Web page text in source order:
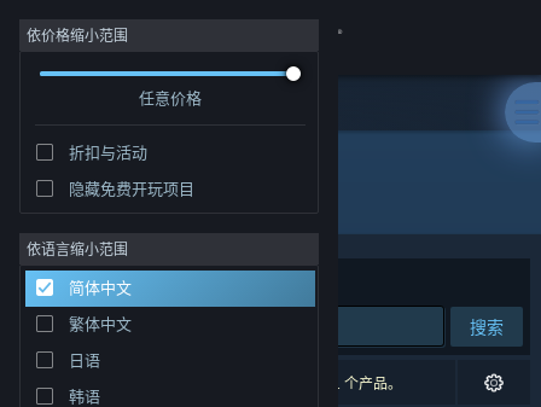
登录
社区
关于
客服
更改语言
依价格缩小范围
任意价格
折扣与活动
隐藏免费开玩项目
依语言缩小范围
简体中文
繁体中文
日语
韩语
开发者: Tipri Games
排序依据 相关性
搜索
1 个匹配的搜索结果。 根据您的偏好，已排除了 1 个产品。